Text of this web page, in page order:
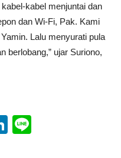
kabel menjuntai dan
dan Wi-Fi, Pak. Kami
Lalu menyurati pula
berlobang,” ujar Suriono,
LinkedIn